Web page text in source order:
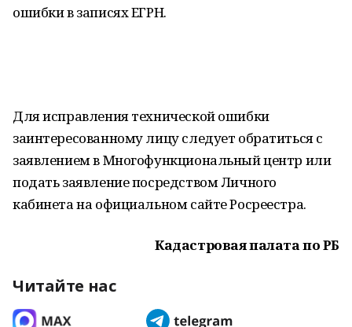
ошибки в записях ЕГРН.
Для исправления технической ошибки
заинтересованному лицу следует обратиться с
заявлением в Многофункциональный центр или
подать заявление посредством Личного
кабинета на официальном сайте Росреестра.
Кадастровая палата по РБ
Читайте нас